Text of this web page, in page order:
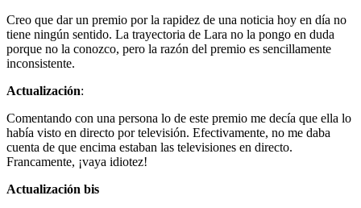
Creo que dar un premio por la rapidez de una noticia hoy en día no
tiene ningún sentido. La trayectoria de Lara no la pongo en duda
porque no la conozco, pero la razón del premio es sencillamente
inconsistente.
Actualización:
Comentando con una persona lo de este premio me decía que ella lo
había visto en directo por televisión. Efectivamente, no me daba
cuenta de que encima estaban las televisiones en directo.
Francamente, ¡vaya idiotez!
Actualización bis